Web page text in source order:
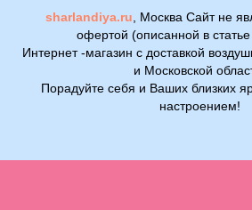
sharlandiya.ru , Москва Сайт не
офертой (описанной в
Интернет -магазин с доставкой
и Московской
Порадуйте себя и Ваших близких
настроением!